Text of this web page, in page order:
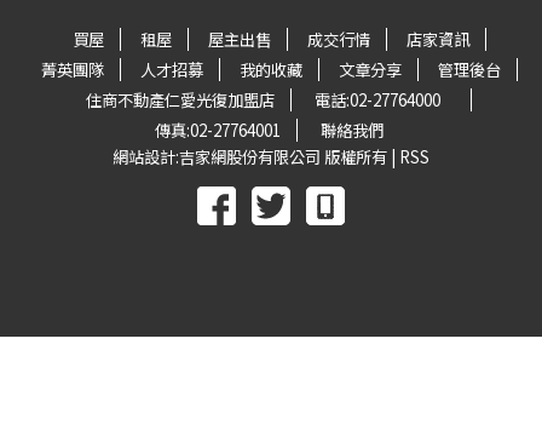
買屋 租屋 屋主出售 成交行情
店家資訊
菁英團隊
人才招募 我的收藏 文章分享
管理後台
住商不動產仁愛光復加盟店
電話:02-27764000
傳真:02-27764001
聯絡我們
網站設計:吉家網股份有限公司 版權所有 | RSS